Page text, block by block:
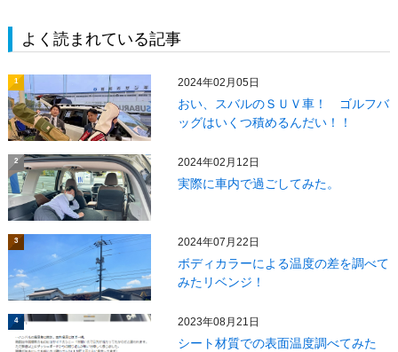
よく読まれている記事
1 2024年02月05日
おい、スバルのＳＵＶ車！ ゴルフバ
ッグはいくつ積めるんだい！！
2 2024年02月12日
実際に車内で過ごしてみた。
3 2024年07月22日
ボディカラーによる温度の差を調べて
みたリベンジ！
4 2023年08月21日
シート材質での表面温度調べてみた